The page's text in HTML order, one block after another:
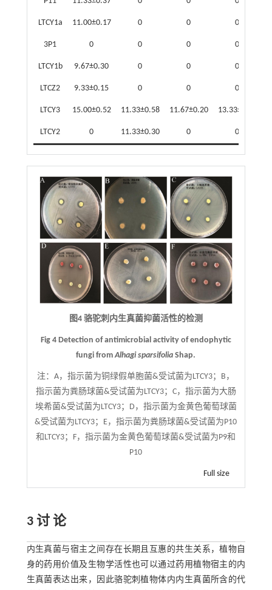
LTCY1a 11.00±0.17 0 0 0
3P1 0 0 0 0
LTCY1b 9.67±0.30 0 0 0
LTCZ2 9.33±0.15 0 0 0
LTCY3 15.00±0.52 11.33±0.58 11.67±0.20 13.33±0.31
LTCY2 0 11.33±0.30 0 0
图4 骆驼刺内生真菌抑菌活性的检测
Fig 4 Detection of antimicrobial activity of endophytic
fungi fromAlhagi sparsifolia Shap.
注：A，指示菌为铜绿假单胞菌&受试菌为LTCY3；B，
指示菌为粪肠球菌&受试菌为LTCY3；C，指示菌为大肠
埃希菌&受试菌为LTCY3；D，指示菌为金黄色葡萄球菌
&受试菌为LTCY3；E，指示菌为粪肠球菌&受试菌为P10
和LTCY3；F，指示菌为金黄色葡萄球菌&受试菌为P9和
P10
Full size
3 讨 论
内生真菌与宿主之间存在长期且互惠的共生关系，植物自
身的药用价值及生物学活性也可以通过药用植物宿主的内
生真菌表达出来，因此骆驼刺植物体内内生真菌所含的代